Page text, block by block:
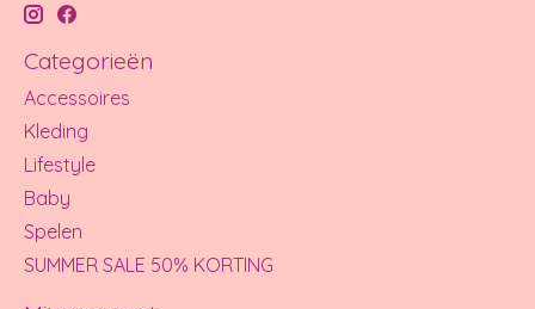
Categorieën
Accessoires
Kleding
Lifestyle
Baby
Spelen
SUMMER SALE 50% KORTING